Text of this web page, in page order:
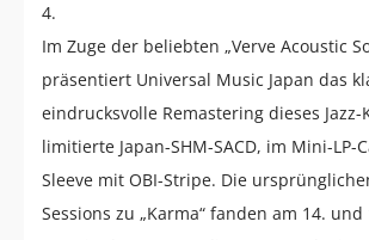
4.
Im Zuge der beliebten „Verve Acoustic
präsentiert Universal Music Japan das
eindrucksvolle Remastering dieses Jazz-
limitierte Japan-SHM-SACD, im Mini-LP-
Sleeve mit OBI-Stripe. Die
Sessions zu „Karma“ fanden am 14.